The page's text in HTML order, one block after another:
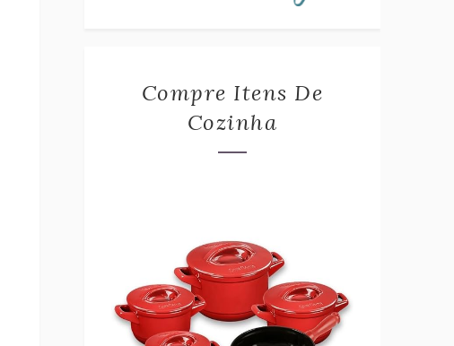
Compre Itens De
Cozinha